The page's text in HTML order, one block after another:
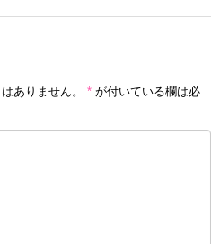
ありません。 * が付いている欄は必